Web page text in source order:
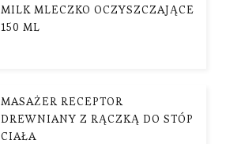
MILK MLECZKO OCZYSZCZAJĄCE
150 ML
MASAŻER RECEPTOR
DREWNIANY Z RĄCZKĄ DO STÓP
CIAŁA